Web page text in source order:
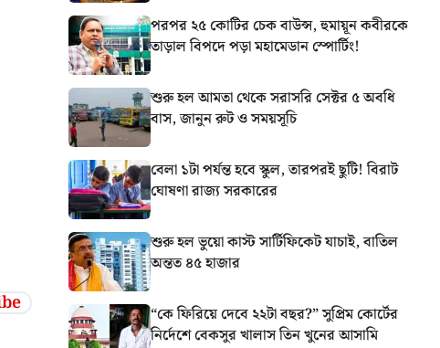
পরপর ২৫ কোটির চেক বাউন্স, হুমায়ূন কবীরকে
তাড়াল বিপদে পড়া মহামেডান স্পোর্টিং!
শুরু হল আমতা থেকে সরাসরি সেক্টর ৫ অবধি
বাস, জানুন রুট ও সময়সূচি
বেলা ১টা পর্যন্ত হবে স্কুল, তারপরই ছুটি! বিরাট
ঘোষণা রাজ্য সরকারের
শুরু হল ভুয়ো কাস্ট সার্টিফিকেট যাচাই, বাতিল
অন্তত ৪৫ হাজার
“কে ফিরিয়ে দেবে ২২টা বছর?” সুপ্রিম কোর্টের
নির্দেশে বেকসুর খালাস তিন খুনের আসামি